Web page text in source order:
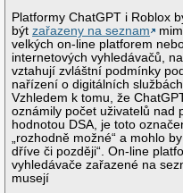
Platformy ChatGPT i Roblox
býtzařazeny na seznam
velkých on-line platforem
internetových vyhledávačů,
vztahují zvláštní podmínky
nařízení o digitálních
Vzhledem k tomu, že
oznámily počet uživatelů nad
hodnotou DSA, je toto
„rozhodně možné“ a mohlo
dříve či později“. On-line
vyhledávače zařazené na
musejí